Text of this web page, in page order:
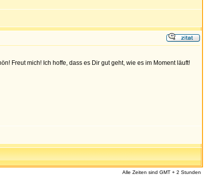
Freut mich! Ich hoffe, dass es Dir gut geht, wie es im Moment läuft!
Alle Zeiten sind GMT + 2 Stunden